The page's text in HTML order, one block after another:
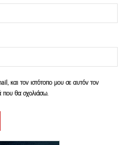
και τον ιστότοπο μου σε αυτόν τον
θα σχολιάσω.